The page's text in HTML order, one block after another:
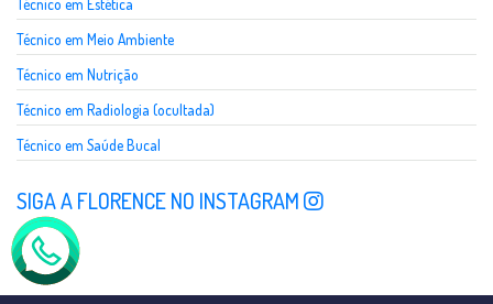
Técnico em Meio Ambiente
Técnico em Nutrição
Técnico em Radiologia (ocultada)
Técnico em Saúde Bucal
SIGA A FLORENCE NO INSTAGRAM